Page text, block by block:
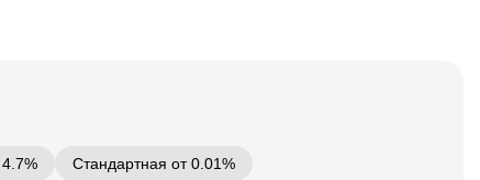
Стандартная от 0.01%